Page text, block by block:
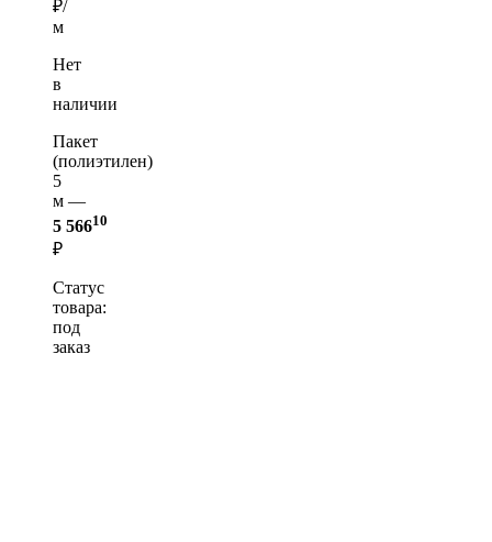
₽/
м
Нет
в
наличии
Пакет
(полиэтилен)
5
м —
5 56610
₽
Статус
товара:
под
заказ